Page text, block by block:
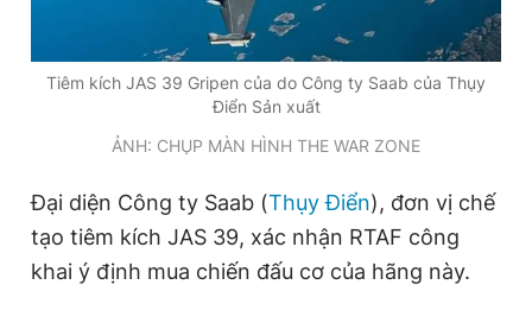
Tiêm kích JAS 39 Gripen của do Công ty Saab của Thụy
Điển Sản xuất
ẢNH: CHỤP MÀN HÌNH THE WAR ZONE
Đại diện Công ty Saab (Thụy Điển), đơn vị chế
tạo tiêm kích JAS 39, xác nhận RTAF công
khai ý định mua chiến đấu cơ của hãng này.